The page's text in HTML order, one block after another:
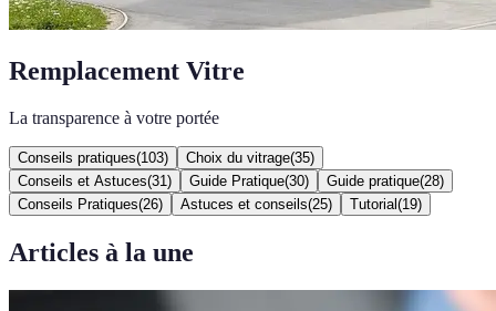
Remplacement Vitre
La transparence à votre portée
Conseils pratiques(103) Choix du vitrage(35)
Conseils et Astuces(31 ) Guide Pratique(30) Guide pratique(28)
Conseils Pratiques(26) Astuces et conseils(25) Tutorial (19)
Articles à la une